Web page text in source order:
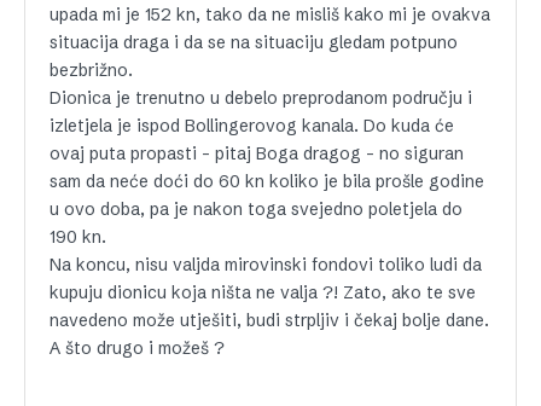
upada mi je 152 kn, tako da ne misliš kako mi je ovakva
situacija draga i da se na situaciju gledam potpuno
bezbrižno.
Dionica je trenutno u debelo preprodanom području i
izletjela je ispod Bollingerovog kanala. Do kuda će
ovaj puta propasti – pitaj Boga dragog – no siguran
sam da neće doći do 60 kn koliko je bila prošle godine
u ovo doba, pa je nakon toga svejedno poletjela do
190 kn.
Na koncu, nisu valjda mirovinski fondovi toliko ludi da
kupuju dionicu koja ništa ne valja ?! Zato, ako te sve
navedeno može utješiti, budi strpljiv i čekaj bolje dane.
A što drugo i možeš ?